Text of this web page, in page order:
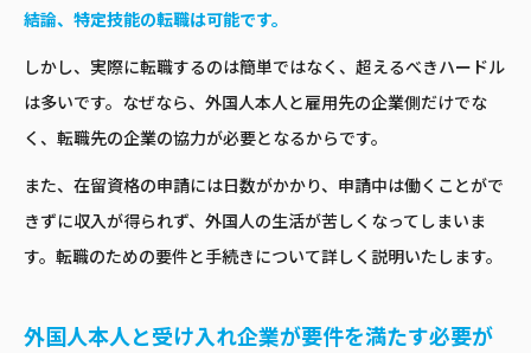
結論、特定技能の転職は可能です。
しかし、実際に転職するのは簡単ではなく、超えるべきハードル
は多いです。なぜなら、外国人本人と雇用先の企業側だけでな
く、転職先の企業の協力が必要となるからです。
また、在留資格の申請には日数がかかり、申請中は働くことがで
きずに収入が得られず、外国人の生活が苦しくなってしまいま
す。転職のための要件と手続きについて詳しく説明いたします。
外国人本人と受け入れ企業が要件を満たす必要が